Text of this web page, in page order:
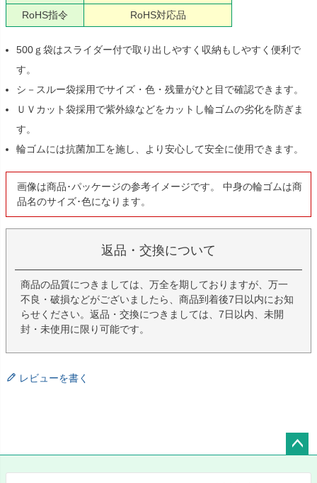
RoHS指令
RoHS対応品
500ｇ袋はスライダー付で取り出しやすく収納もしやすく便利で
す。
シ－スルー袋採用でサイズ・色・残量がひと目で確認できます。
ＵＶカット袋採用で紫外線などをカットし輪ゴムの劣化を防ぎま
す。
輪ゴムには抗菌加工を施し、より安心して安全に使用できます。
画像は商品･パッケージの参考イメージです。 中身の輪ゴムは商
品名のサイズ･色になります。
返品・交換について
商品の品質につきましては、万全を期しておりますが、万一
不良・破損などがございましたら、商品到着後7日以内にお知
らせください。返品・交換につきましては、7日以内、未開
封・未使用に限り可能です。
レビューを書く